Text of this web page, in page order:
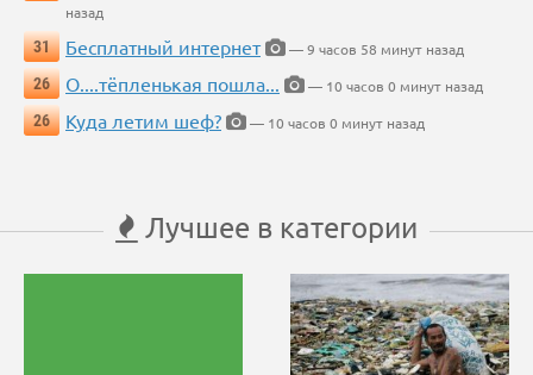
назад
31
Бесплатный интернет
— 9 часов 58 минут назад
26
О....тёпленькая пошла...
— 10 часов 0 минут назад
26
Куда летим шеф? — 10 часов 0 минут назад
Лучшее в категории